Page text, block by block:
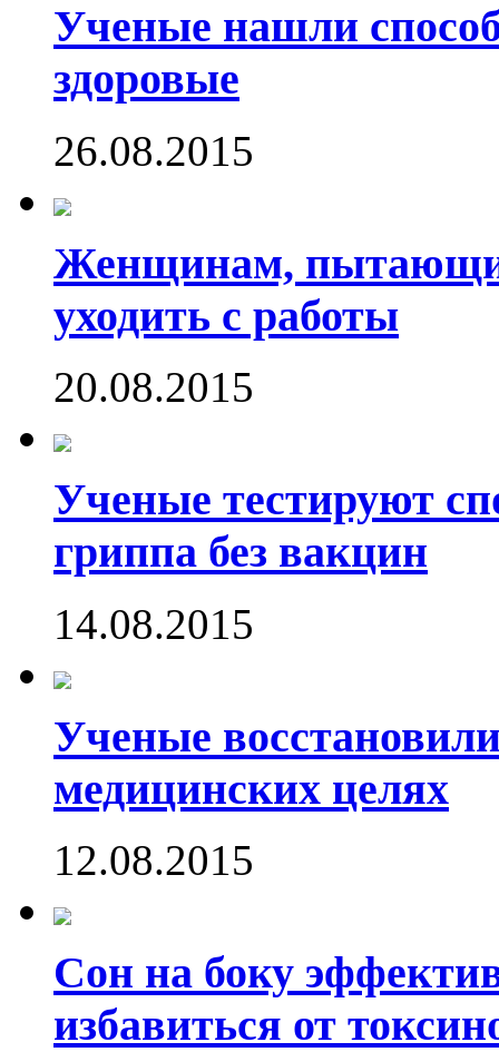
Ученые нашли
здоровые
26.08.2015
Женщинам,
уходить с работы
20.08.2015
Ученые тестируют
гриппа без вакцин
14.08.2015
Ученые
медицинских целях
12.08.2015
Сон на боку
избавиться от